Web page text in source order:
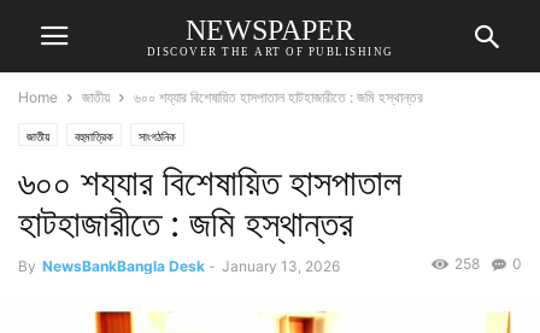
NEWSPAPER
DISCOVER THE ART OF PUBLISHING
Home জাতীয় ৬০০ শয্যার বিশেষায়িত হাসপাতাল হাটহাজারীতে : জমি হস্থান্তর
জাতীয় বহুমাত্রিক সাংগঠনিক
৬০০ শয্যার বিশেষায়িত হাসপাতাল
হাটহাজারীতে : জমি হস্থান্তর
By NewsBankBangla Desk - January 13, 2026 0
258